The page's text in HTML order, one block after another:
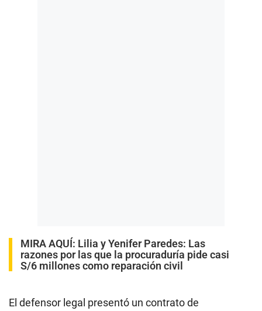
MIRA AQUÍ: Lilia y Yenifer Paredes: Las
razones por las que la procuraduría pide casi
S/6 millones como reparación civil
El defensor legal presentó un contrato de